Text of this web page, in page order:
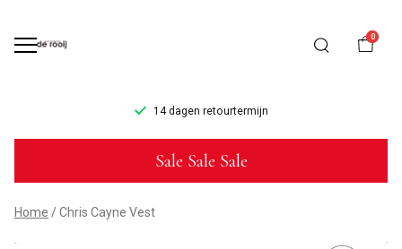
0
14 dagen retourtermijn
Chris
Cayne
Vest
Sale Sale Sale
Home Chris Cayne Vest